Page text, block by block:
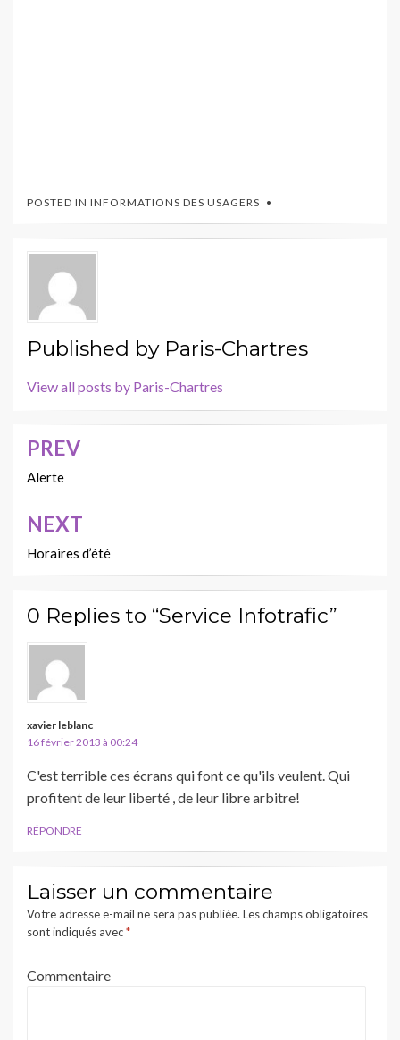
POSTED IN INFORMATIONS DES USAGERS
Published by Paris-Chartres
View all posts by Paris-Chartres
Navigation
de
l’article
PREV
Alerte
NEXT
Horaires d’été
0 Replies to “Service Infotrafic”
xavier leblanc
16 février 2013 à 00:24
C'est terrible ces écrans qui font ce qu'ils veulent. Qui
profitent de leur liberté , de leur libre arbitre!
RÉPONDRE
Laisser un commentaire
Votre adresse e-mail ne sera pas publiée. Les champs obligatoires
sont indiqués avec*
Commentaire